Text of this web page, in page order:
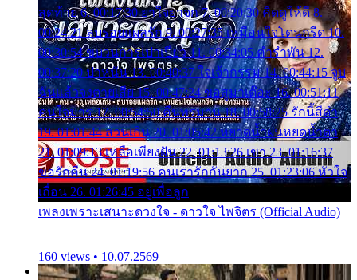
สุดท้าย 6. 00:17:30 ยาใจยาจก 7. 00:20:30 คิดดูให้ดี 8.
00:24:21 ลบรอยแผลรัก 9. 00:27:35 เหมือนใจโดนกรีด 10.
00:30:54 ขบวนการเปาเปียว 11. 00:34:05 คำรำพัน 12.
00:37:20 ปาหนัน 13. 00:40:37 ใจเจ้ากรรม 14. 00:44:15 จูบ
ฉันแล้วจงตายเสีย 15. 00:47:24 ขอสูมาเต๊อะ 16. 00:51:11
คนใจมาร 17. 00:54:50 คืนทรมาน 18. 00:58:25 รักนี้สีดำ
19. 01:01:44 ส่วนเกิน 20. 01:05:42 หยาดน้ำฝนหยดน้ำตา
21. 01:09:13 เหลือเพียงฝัน 22. 01:13:26 เขา 23. 01:16:37
ขอรักคืน 24. 01:19:56 คนเรารักกันยาก 25. 01:23:06 หัวใจ
เถื่อน 26. 01:26:45 อยู่เพื่อลูก
เพลงเพราะเสนาะดวงใจ - ดาวใจ ไพจิตร (Official Audio)
160 views • 10.07.2569